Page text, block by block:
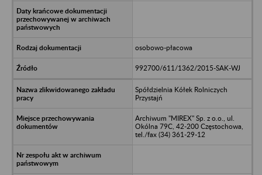
osobowo-płacowa
992700/611/1362/2015-SAK-WJ
Spółdzielnia Kółek Rolniczych
Przystajń
Archiwum "MIREX" Sp. z o.o., ul.
Okólna 79C, 42-200 Częstochowa,
tel./fax (34) 361-29-12